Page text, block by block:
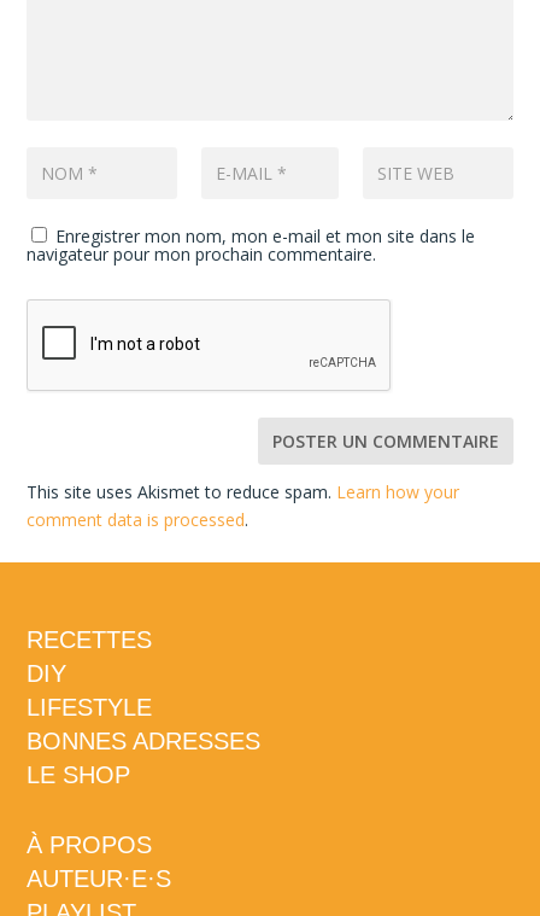
Enregistrer mon nom, mon e-mail et mon site dans le
navigateur pour mon prochain commentaire.
This site uses Akismet to reduce spam. Learn how your
comment data is processed.
RECETTES
DIY
LIFESTYLE
BONNES ADRESSES
LE SHOP
À PROPOS
AUTEUR·E·S